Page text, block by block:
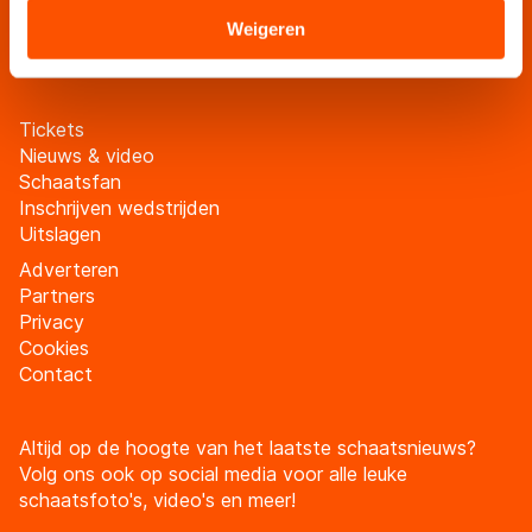
Sommige partners kunnen gegevens doorgeven aan
landen buiten de EU, zoals de VS, waar mogelijk geen
adequaat beschermingsniveau geldt volgens de GDPR.
overdracht. Meer informatie vindt u in ons
Weigeren
Tickets
Nieuws & video
Schaatsfan
Inschrijven wedstrijden
Uitslagen
Adverteren
Partners
Privacy
Cookies
Contact
Altijd op de hoogte van het laatste schaatsnieuws?
Volg ons ook op social media voor alle leuke
schaatsfoto's, video's en meer!